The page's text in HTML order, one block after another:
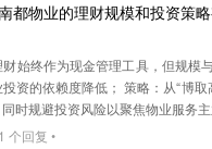
都物业的理财规模和投资策
始终作为现金管理工具，但规模
资的依赖度降低； ‌策略‌：从“博
时规避投资风险以聚焦物业服务主
个回复 •